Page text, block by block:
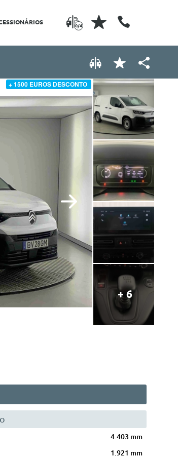
0/4
+ 1500 EUROS DESCONTO
+ 6
4.403 mm
1.921 mm